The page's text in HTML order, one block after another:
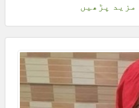
مزید پڑھیں